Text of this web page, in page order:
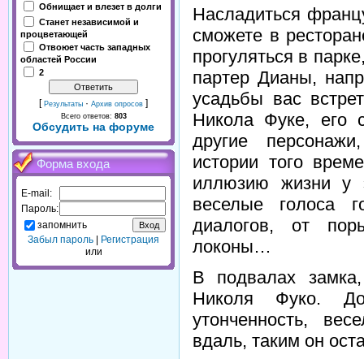
Обнищает и влезет в долги
Станет независимой и
процветающей
Отвоюет часть западных
областей России
2
[ Результаты · Архив опросов ]
Всего ответов: 803
Обсудить на форуме
Форма входа
E-mail:
Пароль:
запомнить
Забыл пароль
Регистрация
или
Насладиться
сможете в
прогуляться в
партер Дианы,
усадьбы вас
Никола Фуке, его
другие
истории того
иллюзию жизни у
веселые голоса
диалогов, от
локоны…
В подвалах
Николя Фуко.
утонченность,
вдаль, таким он